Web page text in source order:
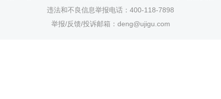
违法和不良信息举报电话：400-118-7898
举报/反馈/投诉邮箱：deng@ujigu.com